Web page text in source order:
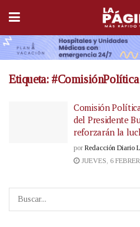
Etiqueta: #ComisiónPolítica
Comisión
del Presidente
reforzarán la
por Redacción Diario
JUEVES, 6